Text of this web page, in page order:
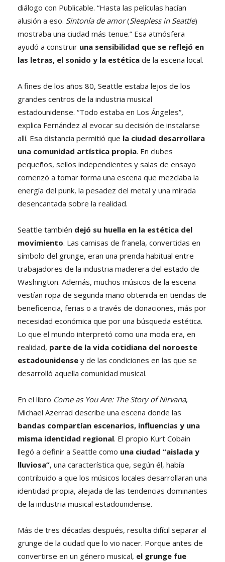
diálogo con Publicable. “Hasta las películas hacían
alusión a eso. Sintonía de amor(Sleepless in Seattle)
mostraba una ciudad más tenue.” Esa atmósfera
ayudó a construir una sensibilidad que se reflejó en
las letras, el sonido y la estética de la escena local.
A fines de los años 80, Seattle estaba lejos de los
grandes centros de la industria musical
estadounidense. “Todo estaba en Los Ángeles”,
explica Fernández al evocar su decisión de instalarse
allí. Esa distancia permitió que la ciudad desarrollara
una comunidad artística propia. En clubes
pequeños, sellos independientes y salas de ensayo
comenzó a tomar forma una escena que mezclaba la
energía del punk, la pesadez del metal y una mirada
desencantada sobre la realidad.
Seattle también dejó su huella en la estética del
movimiento. Las camisas de franela, convertidas en
símbolo del grunge, eran una prenda habitual entre
trabajadores de la industria maderera del estado de
Washington. Además, muchos músicos de la escena
vestían ropa de segunda mano obtenida en tiendas de
beneficencia, ferias o a través de donaciones, más por
necesidad económica que por una búsqueda estética.
Lo que el mundo interpretó como una moda era, en
realidad, parte de la vida cotidiana del noroeste
estadounidense y de las condiciones en las que se
desarrolló aquella comunidad musical.
En el libro Come as You Are: The Story of Nirvana,
Michael Azerrad describe una escena donde las
bandas compartían escenarios, influencias y una
misma identidad regional. El propio Kurt Cobain
llegó a definir a Seattle como una ciudad “aislada y
lluviosa”, una característica que, según él, había
contribuido a que los músicos locales desarrollaran una
identidad propia, alejada de las tendencias dominantes
de la industria musical estadounidense.
Más de tres décadas después, resulta difícil separar al
grunge de la ciudad que lo vio nacer. Porque antes de
convertirse en un género musical, el grunge fue